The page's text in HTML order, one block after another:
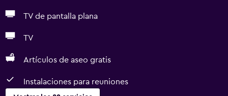
TV de pantalla plana
TV
Artículos de aseo gratis
Instalaciones para reuniones